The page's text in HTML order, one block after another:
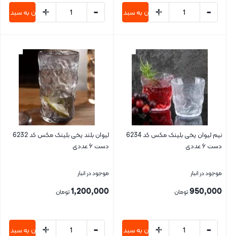
-
+
افزودن به سبد خرید -
+
افزودن به سبد
نیم لیوان یخی بلینک مکس کد 6234
دست ۶ عددی
موجود در انبار
950,000تومان
-
+
افزودن به سبد خرید
لیوان بلند یخی بلینک مکس کد 6232
دست ۶ عددی
موجود در انبار
1,200,000تومان
-
+
افزودن به سبد